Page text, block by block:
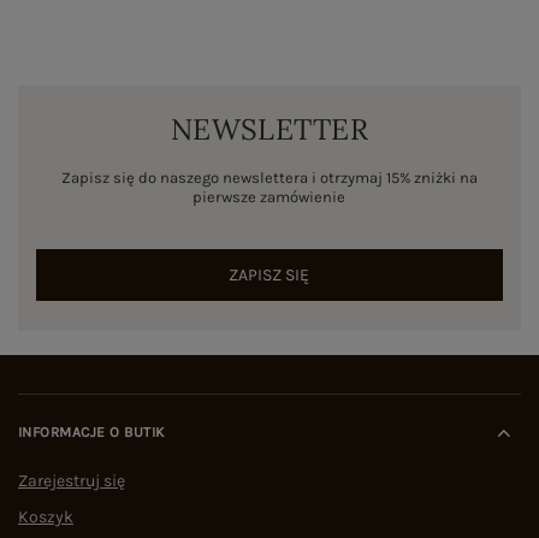
NEWSLETTER
Zapisz się do naszego newslettera i otrzymaj 15% zniżki na
pierwsze zamówienie
ZAPISZ SIĘ
INFORMACJE O BUTIK
Zarejestruj się
Koszyk